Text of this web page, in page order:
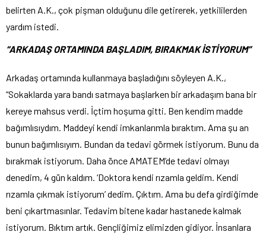
belirten A.K., çok pişman olduğunu dile getirerek, yetkililerden
yardım istedi.
“ARKADAŞ ORTAMINDA BAŞLADIM, BIRAKMAK İSTİYORUM”
Arkadaş ortamında kullanmaya başladığını söyleyen A.K.,
“Sokaklarda yara bandı satmaya başlarken bir arkadaşım bana bir
kereye mahsus verdi. İçtim hoşuma gitti. Ben kendim madde
bağımlısıydım. Maddeyi kendi imkanlarımla bıraktım. Ama şu an
bunun bağımlısıyım. Bundan da tedavi görmek istiyorum. Bunu da
bırakmak istiyorum. Daha önce AMATEM’de tedavi olmayı
denedim, 4 gün kaldım. ‘Doktora kendi rızamla geldim. Kendi
rızamla çıkmak istiyorum’ dedim. Çıktım. Ama bu defa girdiğimde
beni çıkartmasınlar. Tedavim bitene kadar hastanede kalmak
istiyorum. Bıktım artık. Gençliğimiz elimizden gidiyor. İnsanlara